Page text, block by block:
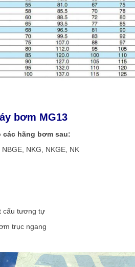
bơm MG13
các hãng bơm sau:
NKG, NKGE, NK
cấu tương tự
trục ngang